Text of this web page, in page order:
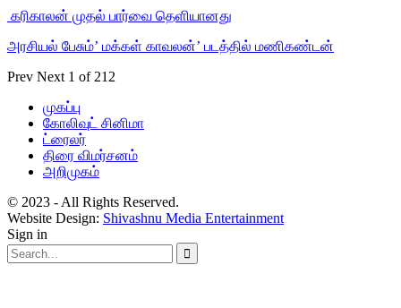
‎ கரிகாலன் முதல் பார்வை தெளியானது
அரசியல் பேசும்’ மக்கள் காவலன்’ படத்தில் மணிகண்டன்
Prev Next 1 of 212
முகப்பு
கோலிவுட் சினிமா
ட்ரைலர்
திரை விமர்சனம்
அறிமுகம்
© 2023 - All Rights Reserved.
Website Design: Shivashnu Media Entertainment
Sign in